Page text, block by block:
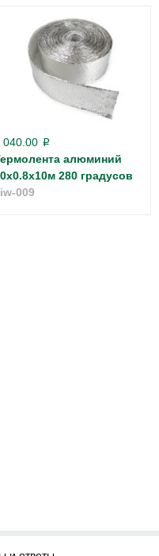
040.00 p
алюминий
280 градусов
009